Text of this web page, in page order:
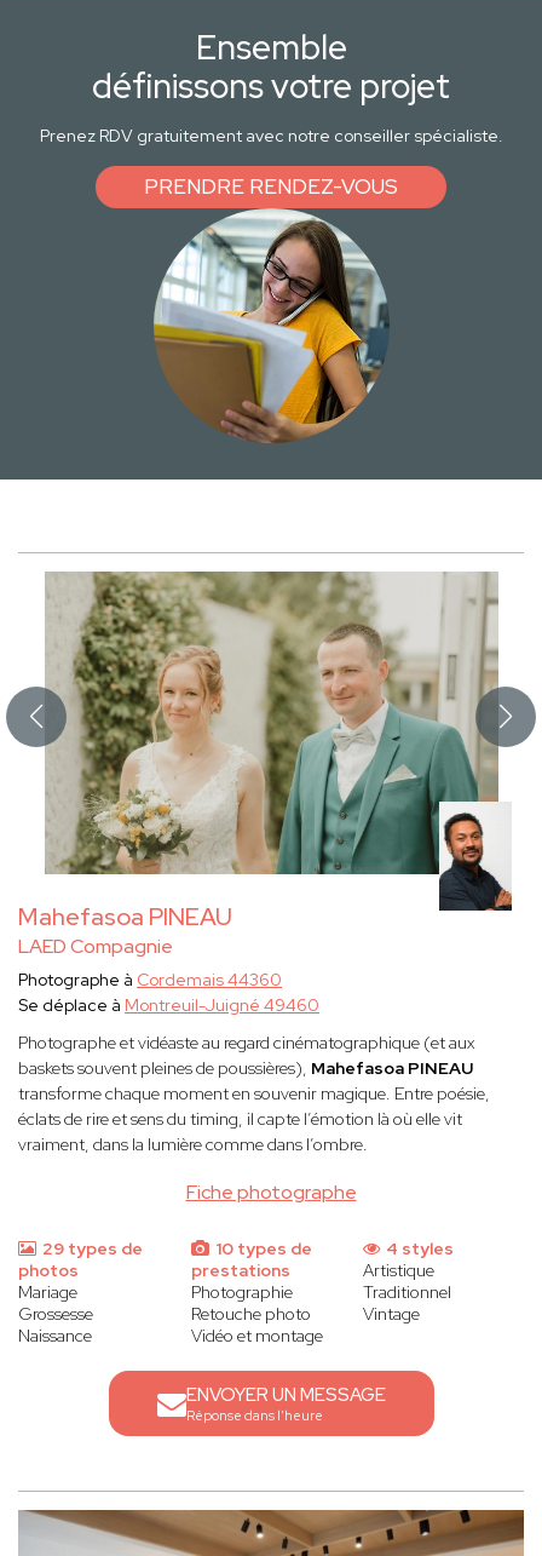
Ensemble
définissons votre projet
Prenez RDV gratuitement avec notre conseiller spécialiste.
PRENDRE RENDEZ-VOUS
Mahefasoa PINEAU
LAED Compagnie
Fiche photographe
Photographe à Cordemais 44360
Se déplace à Montreuil-Juigné 49460
Photographe et vidéaste au regard cinématographique (et aux
baskets souvent pleines de poussières), Mahefasoa PINEAU
transforme chaque moment en souvenir magique. Entre poésie,
éclats de rire et sens du timing, il capte l’émotion là où elle vit
vraiment, dans la lumière comme dans l’ombre.
29 types de
photos
Mariage
Grossesse
Naissance
10 types de
prestations
Photographie
Retouche photo
Vidéo et montage
4 styles
Artistique
Traditionnel
Vintage
ENVOYER UN MESSAGE
Réponse dans l'heure